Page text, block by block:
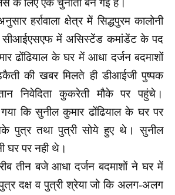
के लिए एक चुनौती बन गई है।
हर्रावाला क्षेत्र में सिद्धपुरम कालोनी
सीआईएसएफ में असिस्टेंड कमांडेंट के पद
ढोंढियाल के घर में आधा दर्जन बदमाशों
की खबर मिलते ही डीआईजी पुष्पक
निवेदिता कुकरेती मौके पर पहुंचे।
कि सुनील कुमार ढोंढियाल के घर पर
पुत्र तथा पुत्री सोये हुए थे। सुनील
घर पर नही थे।
तीन बजे आधा दर्जन बदमाशों ने घर में
दक्ष व पुत्री श्रेया जो कि अलग-अलग